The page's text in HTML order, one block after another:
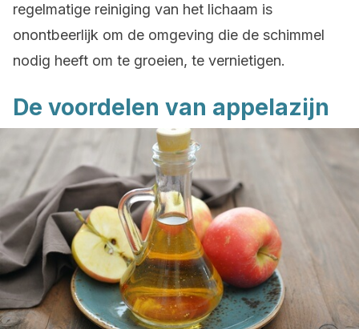
regelmatige reiniging van het lichaam is
onontbeerlijk om de omgeving die de schimmel
nodig heeft om te groeien, te vernietigen.
De voordelen van appelazijn